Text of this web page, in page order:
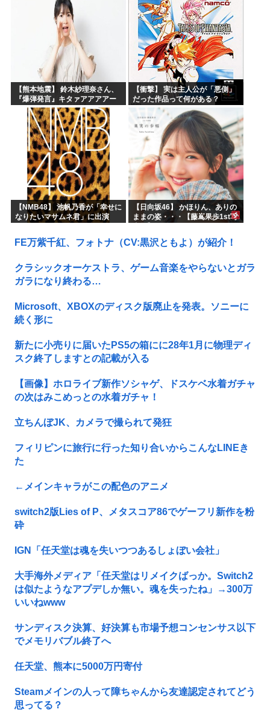
【熊本地震】 鈴木紗理奈さん、
『爆弾発言』キタァアアアアー
ーーーーー！！
【衝撃】 実は主人公が「悪側」
だった作品って何がある？
【NMB48】 池帆乃香が「幸せに
なりたいマサムネ君」に出演
【日向坂46】 かほりん、ありの
ままの姿・・・【藤嶌果歩1st写
FE万紫千紅、フォトナ（CV:黒沢ともよ）が紹介！
クラシックオーケストラ、ゲーム音楽をやらないとガラ
ガラになり終わる…
Microsoft、XBOXのディスク版廃止を発表。ソニーに
続く形に
新たに小売りに届いたPS5の箱にに28年1月に物理ディ
スク終了しますとの記載が入る
【画像】ホロライブ新作ソシャゲ、ドスケベ水着ガチャ
の次はみこめっとの水着ガチャ！
立ちんぼJK、カメラで撮られて発狂
フィリピンに旅行に行った知り合いからこんなLINEき
た
←メインキャラがこの配色のアニメ
switch2版Lies of P、メタスコア86でゲーフリ新作を粉
砕
IGN「任天堂は魂を失いつつあるしょぼい会社」
大手海外メディア「任天堂はリメイクばっか。Switch2
は似たようなアプデしか無い。魂を失ったね」→300万
いいねwww
サンディスク決算、好決算も市場予想コンセンサス以下
でメモリバブル終了へ
任天堂、熊本に5000万円寄付
Steamメインの人って障ちゃんから友達認定されてどう
思ってる？